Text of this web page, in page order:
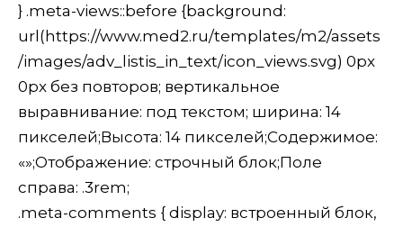
} .meta-views::before {background:
url(https://www.med2.ru/templates/m2/assets
/images/adv_listis_in_text/icon_views.svg) 0px
0px без повторов; вертикальное
выравнивание: под текстом; ширина: 14
пикселей;Высота: 14 пикселей;Содержимое:
«»;Отображение: строчный блок;Поле
справа: .3rem;
.meta-comments { display: встроенный блок,